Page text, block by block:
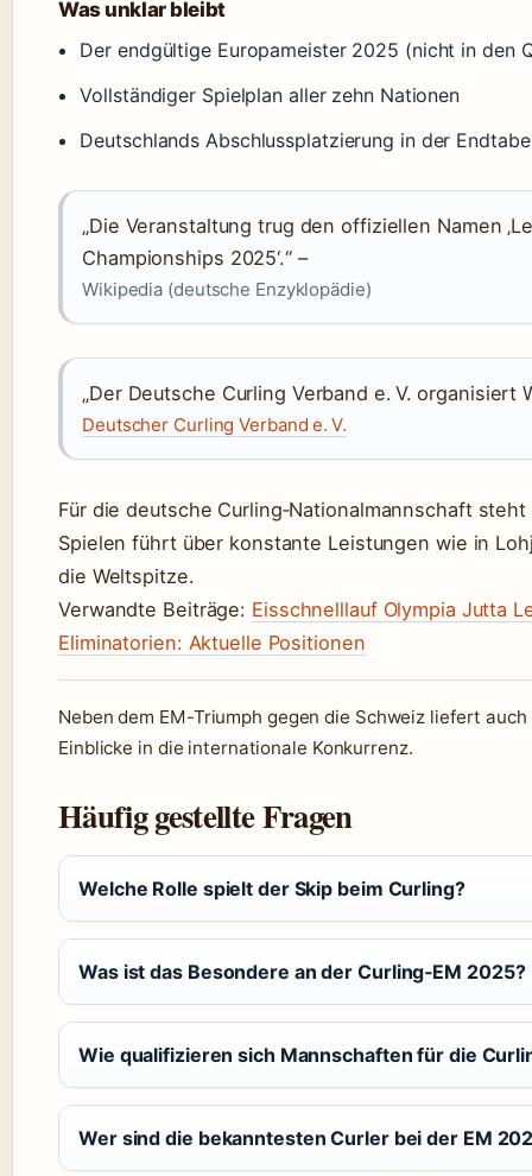
Was unklar bleibt
Der endgültige Europameister 2025 (nicht in den
Vollständiger Spielplan aller zehn Nationen
Deutschlands Abschlussplatzierung in der
„Die Veranstaltung trug den offiziellen Namen
Championships 2025‘.“ –
Wikipedia (deutsche Enzyklopädie)
„Der Deutsche Curling Verband e. V. organisiert
Deutscher Curling Verband e. V.
Für die deutsche Curling‑Nationalmannschaft
Spielen führt über konstante Leistungen wie in
die Weltspitze.
Verwandte Beiträge: Eisschnelllauf Olympia Jutta
Eliminatorien: Aktuelle Positionen
Neben dem EM-Triumph gegen die Schweiz liefert
Einblicke in die internationale Konkurrenz.
Häufig gestellte Fragen
Welche Rolle spielt der Skip beim Curling?
Was ist das Besondere an der Curling‑EM 2025?
Wie qualifizieren sich Mannschaften für die
Wer sind die bekanntesten Curler bei der EM